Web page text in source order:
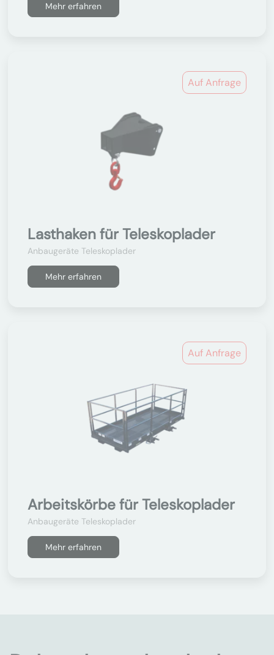
Mehr erfahren
Auf Anfrage
Lasthaken für Teleskoplader
Anbaugeräte Teleskoplader
Mehr erfahren
Auf Anfrage
Arbeitskörbe für Teleskoplader
Anbaugeräte Teleskoplader
Mehr erfahren